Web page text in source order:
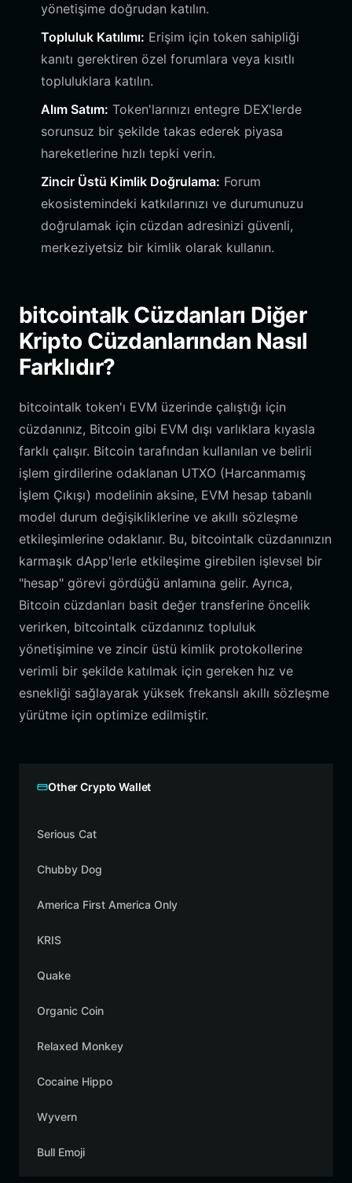
yönetişime doğrudan katılın.
Topluluk Katılımı: Erişim için token sahipliği
kanıtı gerektiren özel forumlara veya kısıtlı
topluluklara katılın.
Alım Satım: Token'larınızı entegre DEX'lerde
sorunsuz bir şekilde takas ederek piyasa
hareketlerine hızlı tepki verin.
Zincir Üstü Kimlik Doğrulama: Forum
ekosistemindeki katkılarınızı ve durumunuzu
doğrulamak için cüzdan adresinizi güvenli,
merkeziyetsiz bir kimlik olarak kullanın.
bitcointalk Cüzdanları Diğer
Kripto Cüzdanlarından Nasıl
Farklıdır?
bitcointalk token'ı EVM üzerinde çalıştığı için
cüzdanınız, Bitcoin gibi EVM dışı varlıklara kıyasla
farklı çalışır. Bitcoin tarafından kullanılan ve belirli
işlem girdilerine odaklanan UTXO (Harcanmamış
İşlem Çıkışı) modelinin aksine, EVM hesap tabanlı
model durum değişikliklerine ve akıllı sözleşme
etkileşimlerine odaklanır. Bu, bitcointalk cüzdanınızın
karmaşık dApp'lerle etkileşime girebilen işlevsel bir
"hesap" görevi gördüğü anlamına gelir. Ayrıca,
Bitcoin cüzdanları basit değer transferine öncelik
verirken, bitcointalk cüzdanınız topluluk
yönetişimine ve zincir üstü kimlik protokollerine
verimli bir şekilde katılmak için gereken hız ve
esnekliği sağlayarak yüksek frekanslı akıllı sözleşme
yürütme için optimize edilmiştir.
Other Crypto Wallet
Serious Cat
Chubby Dog
America First America Only
KRIS
Quake
Organic Coin
Relaxed Monkey
Cocaine Hippo
Wyvern
Bull Emoji